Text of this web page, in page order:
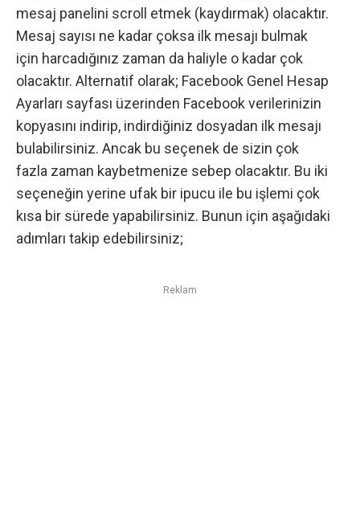
mesaj panelini scroll etmek (kaydırmak) olacaktır.
Mesaj sayısı ne kadar çoksa ilk mesajı bulmak
için harcadığınız zaman da haliyle o kadar çok
olacaktır. Alternatif olarak; Facebook Genel Hesap
Ayarları sayfası üzerinden Facebook verilerinizin
kopyasını indirip, indirdiğiniz dosyadan ilk mesajı
bulabilirsiniz. Ancak bu seçenek de sizin çok
fazla zaman kaybetmenize sebep olacaktır. Bu iki
seçeneğin yerine ufak bir ipucu ile bu işlemi çok
kısa bir sürede yapabilirsiniz. Bunun için aşağıdaki
adımları takip edebilirsiniz;
Reklam